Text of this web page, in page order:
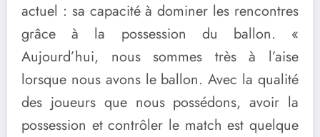
actuel : sa capacité à dominer les rencontres
grâce à la possession du ballon. «
Aujourd’hui, nous sommes très à l’aise
lorsque nous avons le ballon. Avec la qualité
des joueurs que nous possédons, avoir la
possession et contrôler le match est quelque